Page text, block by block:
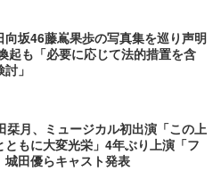
向坂46藤嶌果歩の写真集を巡り声明
起も「必要に応じて法的措置を含
」
栞月、ミュージカル初出演「この上
ともに大変光栄」4年ぶり上演「フ
城田優らキャスト発表